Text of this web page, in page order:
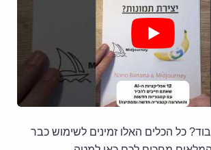
כל הכלים האלו זמינים לשימוש כבר